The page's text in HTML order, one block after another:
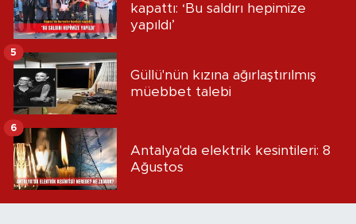
kapattı: ‘Bu saldırı hepimize
yapıldı’
Güllü'nün kızına ağırlaştırılmış
müebbet talebi
5
Antalya'da elektrik kesintileri: 8
Ağustos
6